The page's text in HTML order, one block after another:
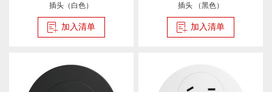
插头（白色）
加入清单
插头 （黑色）
加入清单